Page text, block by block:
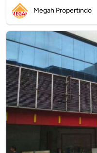
Megah Propertindo